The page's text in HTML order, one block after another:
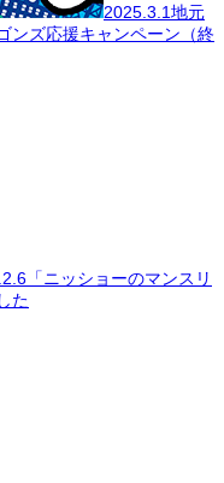
2025.3.1地元
ンズ応援キャンペーン（終
「ニッショーのマンスリ
た